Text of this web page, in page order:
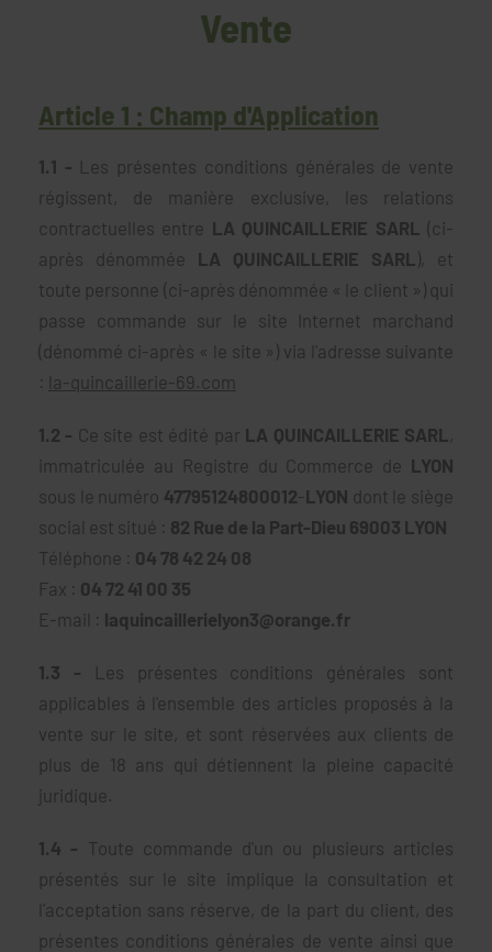
Vente
Article 1 : Champ d'Application
1.1 - Les présentes conditions générales de vente
régissent, de manière exclusive, les relations
contractuelles entre LA QUINCAILLERIE SARL
(ci-
après dénommée LA QUINCAILLERIE SARL ), et
toute personne (ci-après dénommée « le client ») qui
passe commande sur le site Internet marchand
(dénommé ci-après « le site ») via l'adresse suivante
la-quincaillerie-69.com
1.2 - Ce site est édité par LA QUINCAILLERIE SARL
immatriculée au Registre du Commerce de LYON
sous le numéro 47795124800012-LYON dont le siège
social est situé : 82 Rue de la Part-Dieu 69003 LYON
Téléphone : 04 78 42 24 08
Fax : 04 72 41 00 35
E-mail : laquincaillerielyon3@orange.fr
1.3 - Les présentes conditions générales sont
applicables à l'ensemble des articles proposés à la
vente sur le site, et sont réservées aux clients de
plus de 18 ans qui détiennent la pleine capacité
juridique.
1.4 - Toute commande d'un ou plusieurs articles
présentés sur le site implique la consultation et
l'acceptation sans réserve, de la part du client, des
présentes conditions générales de vente ainsi que